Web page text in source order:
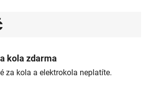
kola zdarma
za kola a elektrokola neplatíte.